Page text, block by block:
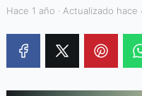
hace 1 año · Actualizado hace